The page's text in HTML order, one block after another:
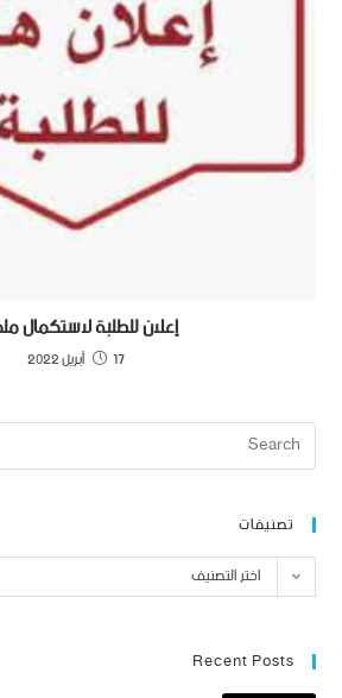
إعلان للطلبة لاستكمال
17 أبريل 2022
تصنيفات
اختر التصنيف
Recent Posts